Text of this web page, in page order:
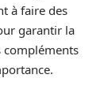
à faire des
garantir la
compléments